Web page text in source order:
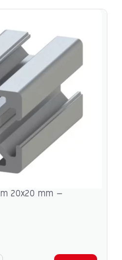
20x20 mm –